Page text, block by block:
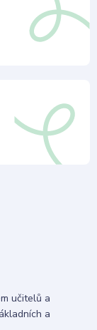
učitelů a
a